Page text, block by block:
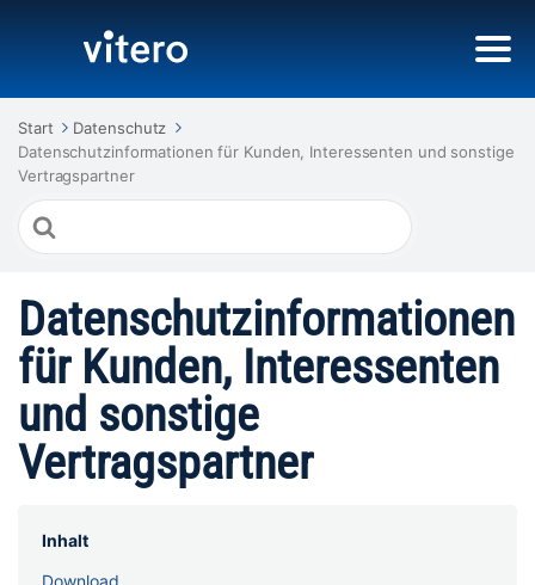
Start
Datenschutz
Datenschutzinformationen für Kunden, Interessenten und sonstige
Vertragspartner
Suche
nach
Datenschutzinformationen
für Kunden, Interessenten
und sonstige
Vertragspartner
Inhalt
Download